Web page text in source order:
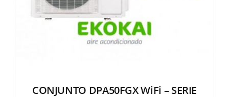
CONJUNTO DPA50FGX WiFi – SERIE